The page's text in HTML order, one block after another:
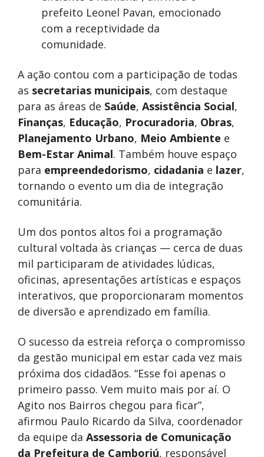
prefeito Leonel Pavan, emocionado
com a receptividade da
comunidade.
A ação contou com a participação de todas
as secretarias municipais, com destaque
para as áreas de Saúde, Assistência Social,
Finanças, Educação, Procuradoria, Obras,
Planejamento Urbano, Meio Ambiente e
Bem-Estar Animal. Também houve espaço
para empreendedorismo, cidadania e lazer,
tornando o evento um dia de integração
comunitária.
Um dos pontos altos foi a programação
cultural voltada às crianças — cerca de duas
mil participaram de atividades lúdicas,
oficinas, apresentações artísticas e espaços
interativos, que proporcionaram momentos
de diversão e aprendizado em família.
O sucesso da estreia reforça o compromisso
da gestão municipal em estar cada vez mais
próxima dos cidadãos. “Esse foi apenas o
primeiro passo. Vem muito mais por aí. O
Agito nos Bairros chegou para ficar”,
afirmou Paulo Ricardo da Silva, coordenador
da equipe da Assessoria de Comunicação
da Prefeitura de Camboriú, responsável